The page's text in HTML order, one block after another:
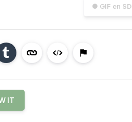
● GIF en SD
IT